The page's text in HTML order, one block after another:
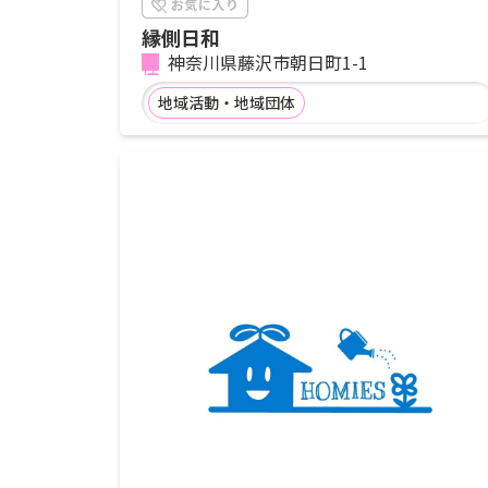
縁側日和
神奈川県藤沢市朝日町1-1
地域活動・地域団体